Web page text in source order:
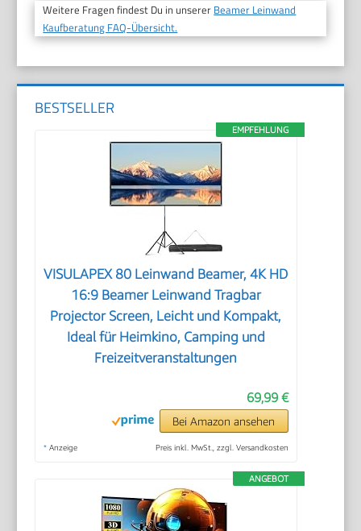
Weitere Fragen findest Du in unserer Beamer Leinwand
Kaufberatung FAQ-Übersicht.
BESTSELLER
EMPFEHLUNG
VISULAPEX 80 Leinwand Beamer, 4K HD
16:9 Beamer Leinwand Tragbar
Projector Screen, Leicht und Kompakt,
Ideal für Heimkino, Camping und
Freizeitveranstaltungen
69,99 €
Bei Amazon ansehen
* Anzeige Preis inkl. MwSt., zzgl. Versandkosten
ANGEBOT